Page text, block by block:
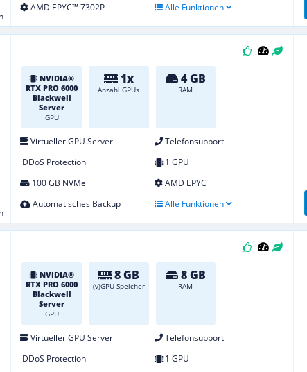
AMD EPYC™ 7302P
Alle Funktionen
NVIDIA®
RTX PRO 6000
Blackwell
Server
GPU
1x
Anzahl GPUs
4 GB
RAM
Virtueller GPU Server
Telefonsupport
DDoS Protection
1 GPU
100 GB NVMe
AMD EPYC
Automatisches Backup
Alle Funktionen
NVIDIA®
RTX PRO 6000
Blackwell
Server
GPU
8 GB
(v)GPU-Speicher
8 GB
RAM
Virtueller GPU Server
Telefonsupport
DDoS Protection
1 GPU